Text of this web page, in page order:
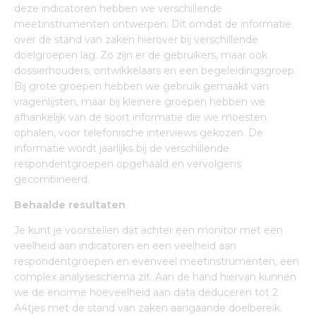
deze indicatoren hebben we verschillende
meetinstrumenten ontwerpen. Dit omdat de informatie
over de stand van zaken hierover bij verschillende
doelgroepen lag. Zo zijn er de gebruikers, maar ook
dossierhouders, ontwikkelaars en een begeleidingsgroep.
Bij grote groepen hebben we gebruik gemaakt van
vragenlijsten, maar bij kleinere groepen hebben we
afhankelijk van de soort informatie die we moesten
ophalen, voor telefonische interviews gekozen. De
informatie wordt jaarlijks bij de verschillende
respondentgroepen opgehaald en vervolgens
gecombineerd.
Behaalde resultaten
Je kunt je voorstellen dat achter een monitor met een
veelheid aan indicatoren en een veelheid aan
respondentgroepen en evenveel meetinstrumenten, een
complex analyseschema zit. Aan de hand hiervan kunnen
we de enorme hoeveelheid aan data deduceren tot 2
A4tjes met de stand van zaken aangaande doelbereik.